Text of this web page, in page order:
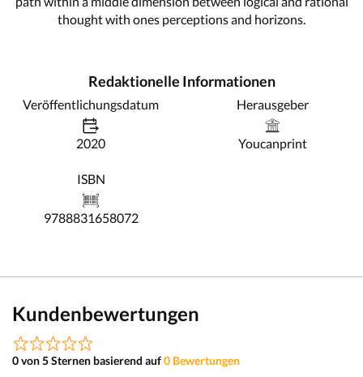
thought with ones perceptions and horizons.
Redaktionelle Informationen
Veröffentlichungsdatum
2020
Herausgeber
Youcanprint
ISBN
9788831658072
Kundenbewertungen
0 von 5 Sternen basierend auf0 Bewertungen